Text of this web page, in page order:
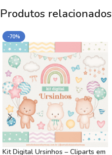
Produtos relacionados
-70%
Kit Digital Ursinhos – Cliparts em